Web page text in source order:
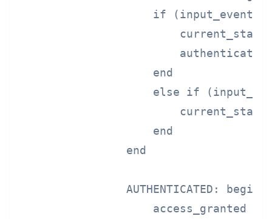
if (input_event
current_state
authenticated
                    end
else if
current_state
                    end
                end
                AUTHENTICATED: begin
access_granted <=